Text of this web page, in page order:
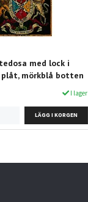
med lock i
plåt, mörkblå botten
I lager